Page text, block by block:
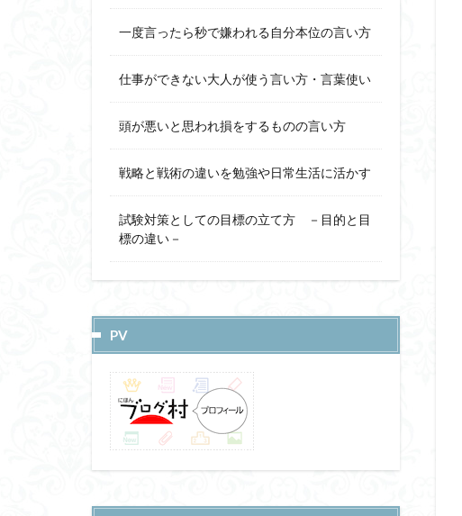
一度言ったら秒で嫌われる自分本位の言い方
仕事ができない大人が使う言い方・言葉使い
頭が悪いと思われ損をするものの言い方
戦略と戦術の違いを勉強や日常生活に活かす
試験対策としての目標の立て方 －目的と目
標の違い－
PV